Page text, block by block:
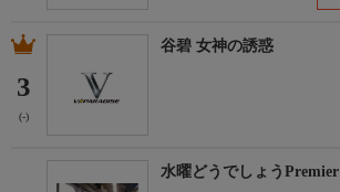
3
(-)
谷碧 女神の誘惑
水曜どうでしょうPremier